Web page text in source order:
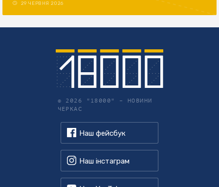
29 ЧЕРВНЯ 2026
© 2026 "18000" – НОВИНИ
ЧЕРКАС
Наш фейсбук
Наш інстаграм